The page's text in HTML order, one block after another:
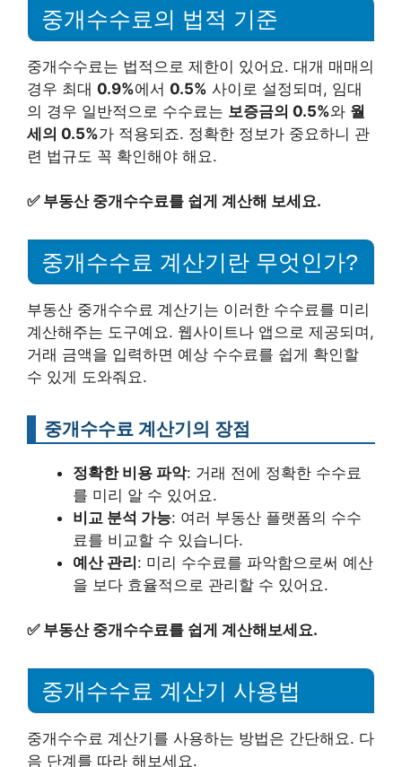
중개수수료의 법적 기준
중개수수료는 법적으로 제한이 있어요. 대개 매매의
경우 최대 0.9%에서 0.5% 사이로 설정되며, 임대
의 경우 일반적으로 수수료는 보증금의 0.5%와 월
세의 0.5%가 적용되죠. 정확한 정보가 중요하니 관
련 법규도 꼭 확인해야 해요.
✅ 부동산 중개수수료를 쉽게 계산해 보세요.
중개수수료 계산기란 무엇인가?
부동산 중개수수료 계산기는 이러한 수수료를 미리
계산해주는 도구예요. 웹사이트나 앱으로 제공되며,
거래 금액을 입력하면 예상 수수료를 쉽게 확인할
수 있게 도와줘요.
중개수수료 계산기의 장점
정확한 비용 파악: 거래 전에 정확한 수수료
를 미리 알 수 있어요.
비교 분석 가능: 여러 부동산 플랫폼의 수수
료를 비교할 수 있습니다.
예산 관리: 미리 수수료를 파악함으로써 예산
을 보다 효율적으로 관리할 수 있어요.
✅ 부동산 중개수수료를 쉽게 계산해보세요.
중개수수료 계산기 사용법
중개수수료 계산기를 사용하는 방법은 간단해요. 다
음 단계를 따라 해보세요.